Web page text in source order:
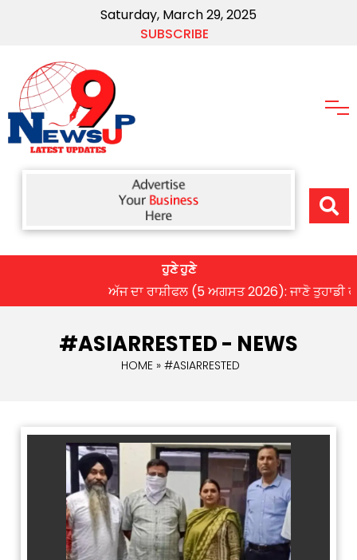
Saturday, March 29, 2025
SUBSCRIBE
ਹੁਣੇ ਹੁਣੇ
ਅੱਜ ਦਾ ਰਾਸ਼ੀਫਲ (5 ਅਗਸਤ 2026): ਜਾਣੋ ਤੁਹਾਡੀ
#ASIARRESTED - NEWS
HOME» #ASIARRESTED